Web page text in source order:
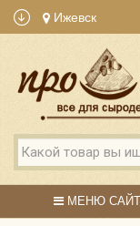
Ижевск
МЕНЮ